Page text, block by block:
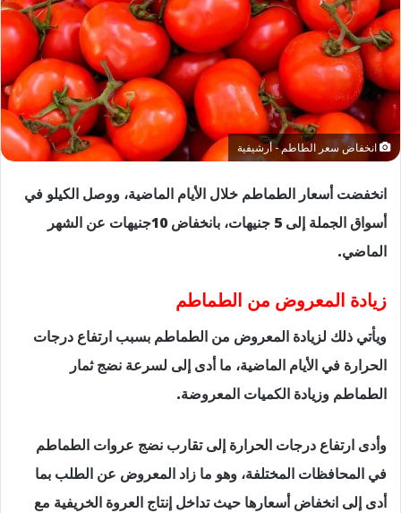
انخفاض سعر الطاطم - أرشيفية
انخفضت أسعار الطماطم خلال الأيام الماضية، ووصل الكيلو في
أسواق الجملة إلى 5 جنيهات، بانخفاض 10جنيهات عن الشهر
الماضي.
زيادة المعروض من الطماطم
ويأتي ذلك لزيادة المعروض من الطماطم بسبب ارتفاع درجات
الحرارة في الأيام الماضية، ما أدى إلى لسرعة نضج ثمار
الطماطم وزيادة الكميات المعروضة.
وأدى ارتفاع درجات الحرارة إلى تقارب نضج عروات الطماطم
في المحافظات المختلفة، وهو ما زاد المعروض عن الطلب بما
أدى إلى انخفاض أسعارها حيث تداخل إنتاج العروة الخريفية مع